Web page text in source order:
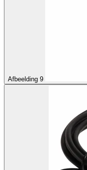
Afbeelding 9